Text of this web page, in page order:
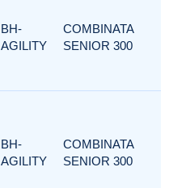
BH-
AGILITY
COMBINATA
SENIOR 300
BH-
AGILITY
COMBINATA
SENIOR 300